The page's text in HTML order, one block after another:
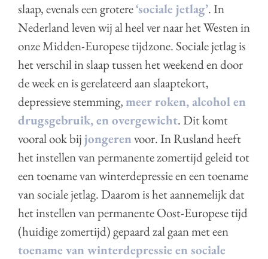
slaap, evenals een grotere‘sociale jetlag’. In
Nederland leven wij al heel ver naar het Westen in
onze Midden-Europese tijdzone. Sociale jetlag is
het verschil in slaap tussen het weekend en door
de week en is gerelateerd aan slaaptekort,
depressieve stemming,meer roken, alcohol en
drugsgebruik, en overgewicht. Dit komt
vooral ook bijjongerenvoor. In Rusland heeft
het instellen van permanente zomertijd geleid tot
een toename van winterdepressie en een toename
van sociale jetlag. Daarom is het aannemelijk dat
het instellen van permanente Oost-Europese tijd
(huidige zomertijd) gepaard zal gaan met een
toename van winterdepressie en sociale